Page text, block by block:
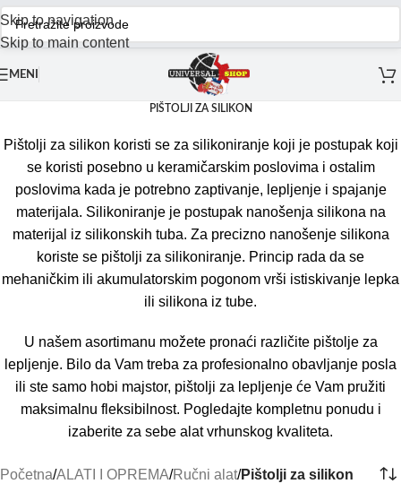
Skip to navigation
Skip to main content
MENI
PIŠTOLJI ZA SILIKON
Pištolji za silikon koristi se za silikoniranje koji je postupak koji
se koristi posebno u keramičarskim poslovima i ostalim
poslovima kada je potrebno zaptivanje, lepljenje i spajanje
materijala. Silikoniranje je postupak nanošenja silikona na
materijal iz silikonskih tuba. Za precizno nanošenje silikona
koriste se pištolji za silikoniranje. Princip rada da se
mehaničkim ili akumulatorskim pogonom vrši istiskivanje lepka
ili silikona iz tube.
U našem asortimanu možete pronaći različite pištolje za
lepljenje. Bilo da Vam treba za profesionalno obavljanje posla
ili ste samo hobi majstor, pištolji za lepljenje će Vam pružiti
maksimalnu fleksibilnost. Pogledajte kompletnu ponudu i
izaberite za sebe alat vrhunskog kvaliteta.
Početna/ALATI I OPREMA/Ručni alat/Pištolji za silikon